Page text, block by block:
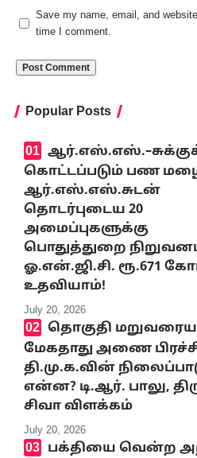
Save my name, email, and
time I comment.
Popular Posts
கொட்டப்படும் பண
ஆர்.எஸ்.எஸ்.சுடன்
தொடர்புடைய 20
அமைப்புகளுக்கு
பொதுத்துறை
ஓ.என்.ஜி.சி. ரூ.671
உதவியாம்!
July 20, 2026
தொகுதி
மேகதாது அணை
தி.மு.க.வின்
என்ன? டி.ஆர். பாலு,
சிவா விளக்கம்
July 20, 2026
பக்தியை வென்ற